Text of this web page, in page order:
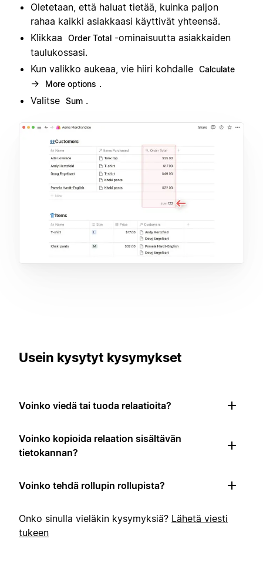
Oletetaan, että haluat tietää, kuinka paljon
rahaa kaikki asiakkaasi käyttivät yhteensä.
Klikkaa
Order Total -ominaisuutta asiakkaiden
taulukossasi.
Kun valikko aukeaa, vie hiiri kohdalle Calculate
→ More options .
Valitse Sum .
Usein kysytyt kysymykset
Voinko viedä tai tuoda relaatioita?
Voinko kopioida relaation sisältävän
tietokannan?
Voinko tehdä rollupin rollupista?
Onko sinulla vieläkin kysymyksiä? Lähetä viesti
tukeen